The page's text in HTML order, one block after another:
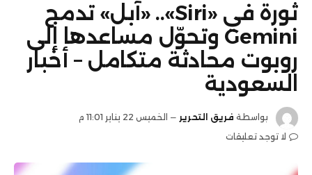
ثورة في «Siri».. «آبل» تدمج
Gemini وتحوّل مساعدها إلى
روبوت محادثة متكامل – أخبار
السعودية
بواسطة فريق التحرير
الخميس 22 يناير 11:01 م
لا توجد تعليقات